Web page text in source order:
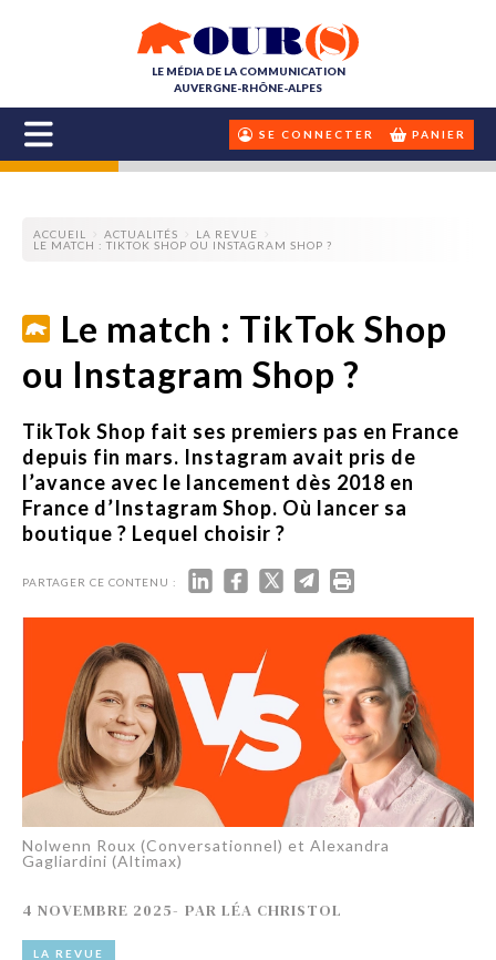
LE MÉDIA DE LA COMMUNICATION
AUVERGNE-RHÔNE-ALPES
SE CONNECTER PANIER
ACCUEIL ACTUALITÉS
LA REVUE
LE MATCH : TIKTOK SHOP OU INSTAGRAM SHOP ?
Le match : TikTok Shop
ou Instagram Shop ?
TikTok Shop fait ses premiers pas en France
depuis fin mars. Instagram avait pris de
l’avance avec le lancement dès 2018 en
France d’Instagram Shop. Où lancer sa
boutique ? Lequel choisir ?
PARTAGER CE CONTENU :
Nolwenn Roux (Conversationnel) et Alexandra
Gagliardini (Altimax)
4 NOVEMBRE 2025- PAR LÉA CHRISTOL
LA REVUE